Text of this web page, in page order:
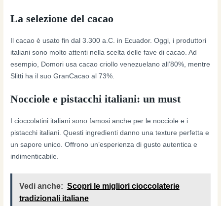
La selezione del cacao
Il cacao è usato fin dal 3.300 a.C. in Ecuador. Oggi, i produttori
italiani sono molto attenti nella scelta delle fave di cacao. Ad
esempio, Domori usa cacao criollo venezuelano all’80%, mentre
Slitti ha il suo GranCacao al 73%.
Nocciole e pistacchi italiani: un must
I cioccolatini italiani sono famosi anche per le nocciole e i
pistacchi italiani. Questi ingredienti danno una texture perfetta e
un sapore unico. Offrono un’esperienza di gusto autentica e
indimenticabile.
Vedi anche: Scopri le migliori cioccolaterie
tradizionali italiane